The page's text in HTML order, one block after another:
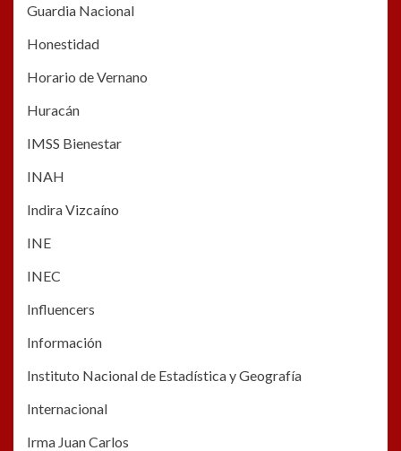
Guardia Nacional
Honestidad
Horario de Vernano
Huracán
IMSS Bienestar
INAH
Indira Vizcaíno
INE
INEC
Influencers
Información
Instituto Nacional de Estadística y Geografía
Internacional
Irma Juan Carlos